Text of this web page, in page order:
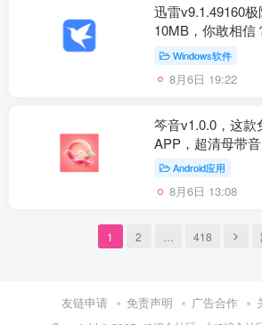
迅雷v9.1.49160
10MB，你敢相信
Windows软件
8月6日 19:22
笒音v1.0.0，这
APP，超清母带
Android应用
8月6日 13:08
1 2 418
友链申请 免责声明 广告合作